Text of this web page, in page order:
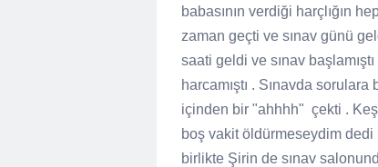
babasının verdiği harçlığın
zaman geçti ve sınav günü
saati geldi ve sınav
harcamıştı . Sınavda sorulara
içinden bir "ahhhh" çekti .
boş vakit öldürmeseydim dedi
birlikte Şirin de sınav